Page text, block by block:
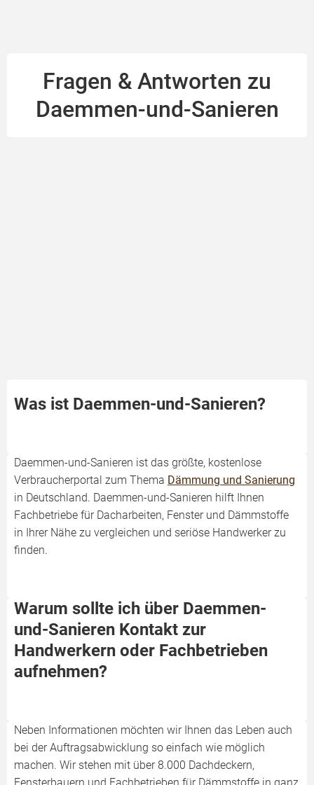
Fragen & Antworten zu
Daemmen-und-Sanieren
Was ist Daemmen-und-Sanieren?
Daemmen-und-Sanieren ist das größte, kostenlose
Verbraucherportal zum Thema Dämmung und Sanierung
in Deutschland. Daemmen-und-Sanieren hilft Ihnen
Fachbetriebe für Dacharbeiten, Fenster und Dämmstoffe
in Ihrer Nähe zu vergleichen und seriöse Handwerker zu
finden.
Warum sollte ich über Daemmen-
und-Sanieren Kontakt zur
Handwerkern oder Fachbetrieben
aufnehmen?
Neben Informationen möchten wir Ihnen das Leben auch
bei der Auftragsabwicklung so einfach wie möglich
machen. Wir stehen mit über 8.000 Dachdeckern,